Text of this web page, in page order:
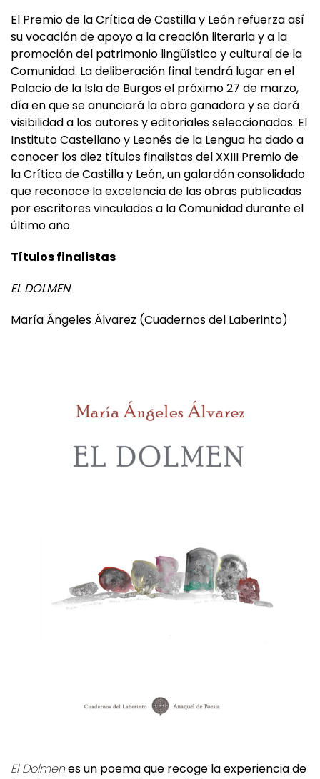
El Premio de la Crítica de Castilla y León refuerza así
su vocación de apoyo a la creación literaria y a la
promoción del patrimonio lingüístico y cultural de la
Comunidad. La deliberación final tendrá lugar en el
Palacio de la Isla de Burgos el próximo 27 de marzo,
día en que se anunciará la obra ganadora y se dará
visibilidad a los autores y editoriales seleccionados. El
Instituto Castellano y Leonés de la Lengua ha dado a
conocer los diez títulos finalistas del XXIII Premio de
la Crítica de Castilla y León, un galardón consolidado
que reconoce la excelencia de las obras publicadas
por escritores vinculados a la Comunidad durante el